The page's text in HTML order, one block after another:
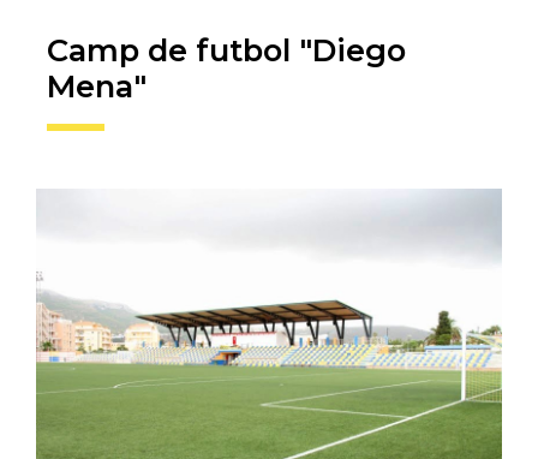
Camp de futbol "Diego
Mena"